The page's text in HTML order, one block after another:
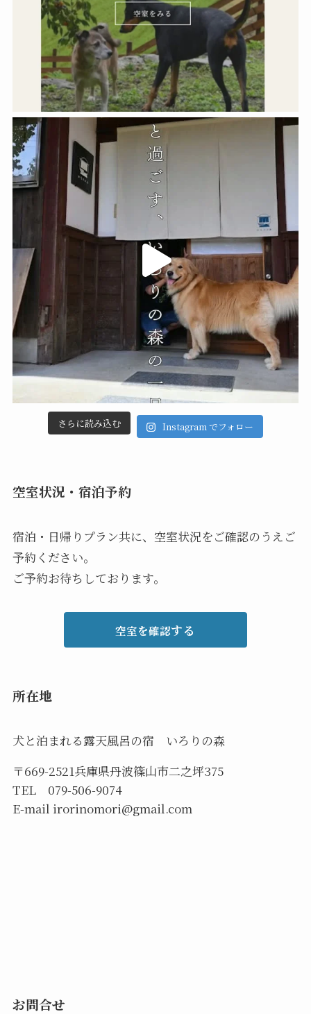
さらに読み込む Instagram でフォロー
空室状況・宿泊予約
宿泊・日帰りプラン共に、空室状況をご確認のうえご
予約ください。
ご予約お待ちしております。
空室を確認する
所在地
犬と泊まれる露天風呂の宿 いろりの森
〒669-2521兵庫県丹波篠山市二之坪375
TEL 079-506-9074
E-mail irorinomori@gmail.com
お問合せ